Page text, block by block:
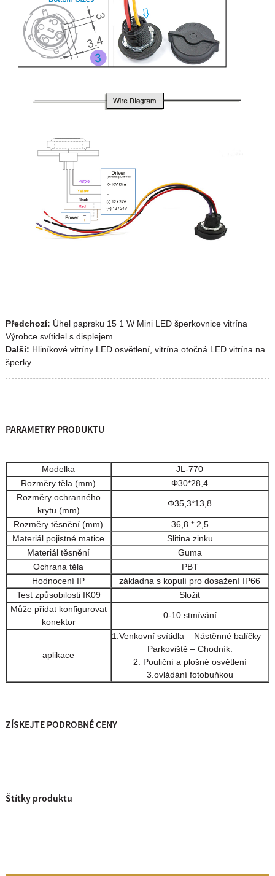
Předchozí: Úhel paprsku 15 1 W Mini LED šperkovnice vitrína
Výrobce svítidel s displejem
Další: Hliníkové vitríny LED osvětlení, vitrína otočná LED vitrína na
šperky
PARAMETRY PRODUKTU
Modelka
JL-770
Rozměry těla (mm)
Φ30*28,4
Rozměry ochranného
krytu (mm)
Φ35,3*13,8
Rozměry těsnění (mm)
36,8 * 2,5
Materiál pojistné matice
Slitina zinku
Materiál těsnění
Guma
Ochrana těla
PBT
Hodnocení IP
základna s kopulí pro dosažení IP66
Test způsobilosti IK09
Složit
Může přidat konfigurovat
konektor
0-10 stmívání
aplikace
1.Venkovní svítidla – Nástěnné balíčky –
Parkoviště – Chodník.
2. Pouliční a plošné osvětlení
3.ovládání fotobuňkou
ZÍSKEJTE PODROBNÉ CENY
Štítky produktu